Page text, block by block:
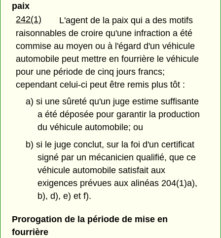
paix
242(1)
L'agent de la paix qui a des motifs
raisonnables de croire qu'une infraction a été
commise au moyen ou à l'égard d'un véhicule
automobile peut mettre en fourrière le véhicule
pour une période de cinq jours francs;
cependant celui-ci peut être remis plus tôt :
a) si une sûreté qu'un juge estime suffisante
a été déposée pour garantir la production
du véhicule automobile; ou
b) si le juge conclut, sur la foi d'un certificat
signé par un mécanicien qualifié, que ce
véhicule automobile satisfait aux
exigences prévues aux alinéas 204(1)a),
b), d), e) et f).
Prorogation de la période de mise en
fourrière